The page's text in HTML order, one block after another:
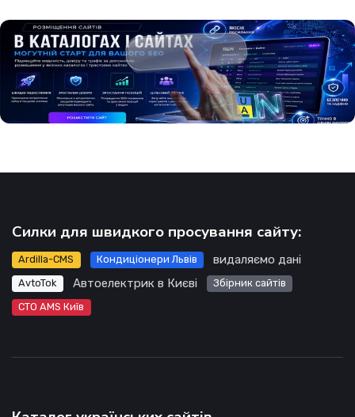
Силки для швидкого просування сайту:
Ardilla-CMS Кондиціонери Львів видаляємо дані
AvtoTok Автоелектрик в Києві
Збірник сайтів
СТО AMS Київ